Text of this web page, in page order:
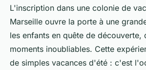
Partir en colonie de
depuis Marseille :
aventure
enfants
L'inscription dans une colonie de
Marseille ouvre la porte à une
les enfants en quête de découverte,
moments inoubliables. Cette
de simples vacances d'été : c'est